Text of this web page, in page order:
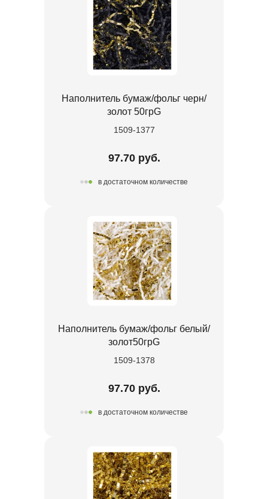
Наполнитель бумаж/фольг черн/
золот 50грG
1509-1377
97.70 руб.
в достаточном количестве
Наполнитель бумаж/фольг белый/
золот50грG
1509-1378
97.70 руб.
в достаточном количестве